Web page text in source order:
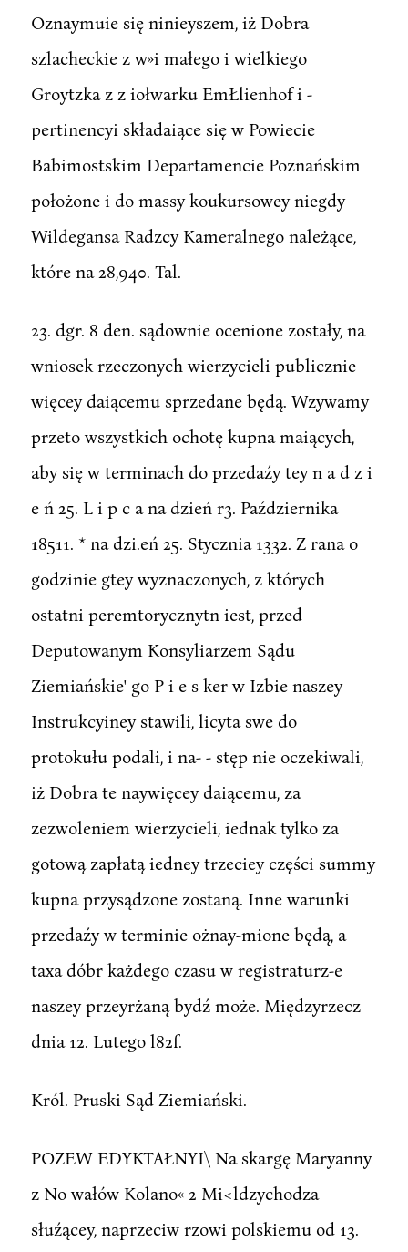
Oznaymuie się ninieyszem, iż Dobra
szlacheckie z w»i małego i wielkiego
Groytzka z z iołwarku EmŁlienhof i -
pertinencyi składaiące się w Powiecie
Babimostskim Departamencie Poznańskim
położone i do massy koukursowey niegdy
Wildegansa Radzcy Kameralnego należące,
które na 28,940. Tal.
23. dgr. 8 den. sądownie ocenione zostały, na
wniosek rzeczonych wierzycieli publicznie
więcey daiącemu sprzedane będą. Wzywamy
przeto wszystkich ochotę kupna maiących,
aby się w terminach do przedaźy tey n a d z i
e ń 25. L i p c a na dzień r3. Października
18511. * na dzi.eń 25. Stycznia 1332. Z rana o
godzinie gtey wyznaczonych, z których
ostatni peremtorycznytn iest, przed
Deputowanym Konsyliarzem Sądu
Ziemiańskie' go P i e s ker w Izbie naszey
Instrukcyiney stawili, licyta swe do
protokułu podali, i na- - stęp nie oczekiwali,
iż Dobra te naywięcey daiącemu, za
zezwoleniem wierzycieli, iednak tylko za
gotową zapłatą iedney trzeciey części summy
kupna przysądzone zostaną. Inne warunki
przedaźy w terminie ożnay-mione będą, a
taxa dóbr każdego czasu w registraturz-e
naszey przeyrżaną bydź może. Międzyrzecz
dnia 12. Lutego l82f.
Król. Pruski Sąd Ziemiański.
POZEW EDYKTAŁNYI\ Na skargę Maryanny
z No wałów Kolano« 2 Mi<ldzychodza
słuźącey, naprzeciw rzowi polskiemu od 13.